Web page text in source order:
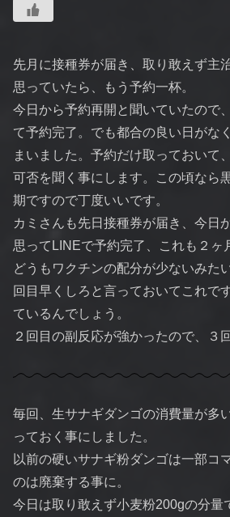
先月に接種券が届き、取り敢えず主
思っていたら、もう予約一杯。
今日から予約再開と聞いていたので
て予約完了。でも都合の良い日がな
まいました。予約だけ取っておいて
可否を聞く事にします。この頃なら
期ですので丁度いいです。
カミさんも先日接種券が届き、今日
思ってLINEで予約完了、これも２ヶ
どうもワクチンの配分が少ないみた
回目早くしろと言っておいてこれで
ているんでしょう。
２回目の副反応が強かったので、３
毎回、生サナギダンゴの消費量が多
っておく事にしました。
以前の硬いサナギ粉ダンゴは一部コ
のは廃棄する事に。
今日は取り敢えず小麦粉200gの分量